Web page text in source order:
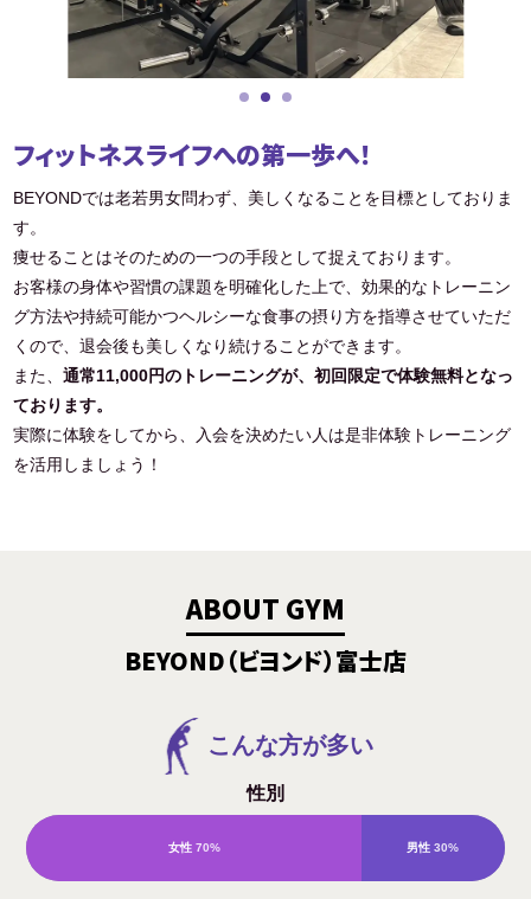
フィットネスライフへの第一歩へ！
BEYONDでは老若男女問わず、美しくなることを目標としておりま
す。
痩せることはそのための一つの手段として捉えております。
お客様の身体や習慣の課題を明確化した上で、効果的なトレーニン
グ方法や持続可能かつヘルシーな食事の摂り方を指導させていただ
くので、退会後も美しくなり続けることができます。
また、通常11,000円のトレーニングが、初回限定で体験無料となっ
ております。
実際に体験をしてから、入会を決めたい人は是非体験トレーニング
を活用しましょう！
ABOUT GYM
BEYOND（ビヨンド）富士店
こんな方が多い
性別
女性 70% 男性 30%